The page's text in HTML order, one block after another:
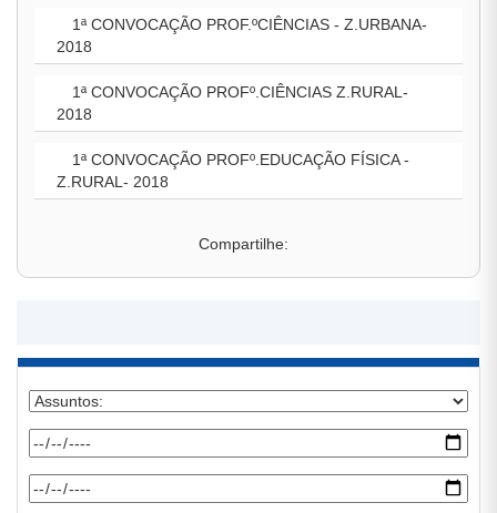
1ª CONVOCAÇÃO PROF.ºCIÊNCIAS - Z.URBANA-
2018
1ª CONVOCAÇÃO PROFº.CIÊNCIAS Z.RURAL-
2018
1ª CONVOCAÇÃO PROFº.EDUCAÇÃO FÍSICA -
Z.RURAL- 2018
Compartilhe: